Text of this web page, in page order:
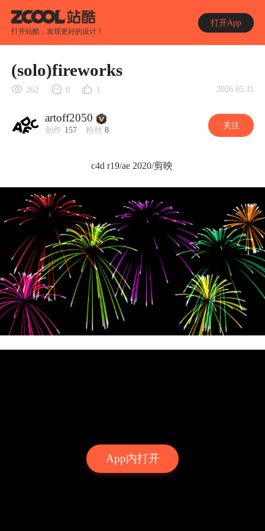
打开站酷，发现更好的设计！
打开App
App内打开
(solo)fireworks
262 0 1 2026.05.11
artoff2050
创作 157 粉丝 8 关注
c4d r19/ae 2020/剪映